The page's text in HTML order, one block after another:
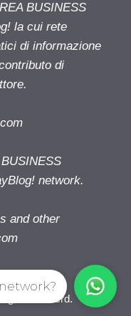
BUSINESS
la cui rete
di informazione
di
network.
and other
right reserverd.